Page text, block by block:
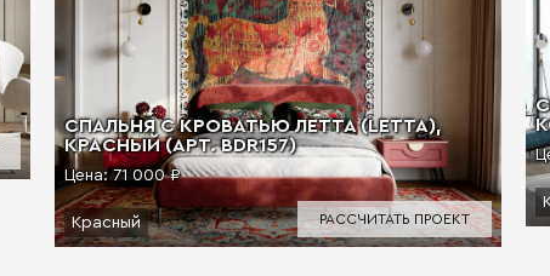
СПАЛЬНЯ С КРОВАТЬЮ ЛЕТТА (LETTA),
КРАСНЫЙ (АРТ. BDR157)
Цена:71 000 ₽
Красный РАССЧИТАТЬ ПРОЕКТ